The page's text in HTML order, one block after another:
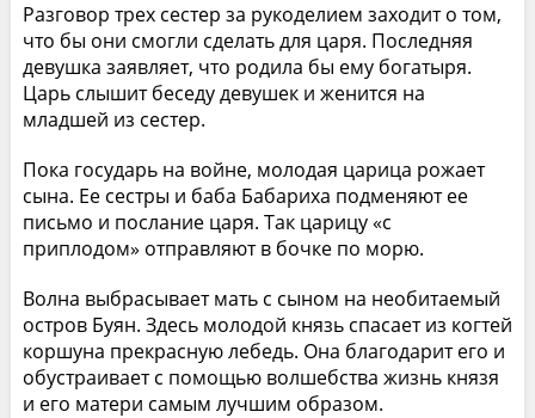
Разговор трех сестер за рукоделием заходит о том,
что бы они смогли сделать для царя. Последняя
девушка заявляет, что родила бы ему богатыря.
Царь слышит беседу девушек и женится на
младшей из сестер.
Пока государь на войне, молодая царица рожает
сына. Ее сестры и баба Бабариха подменяют ее
письмо и послание царя. Так царицу «с
приплодом» отправляют в бочке по морю.
Волна выбрасывает мать с сыном на необитаемый
остров Буян. Здесь молодой князь спасает из когтей
коршуна прекрасную лебедь. Она благодарит его и
обустраивает с помощью волшебства жизнь князя
и его матери самым лучшим образом.